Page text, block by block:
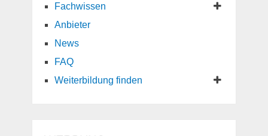
Fachwissen
Anbieter
News
FAQ
Weiterbildung finden